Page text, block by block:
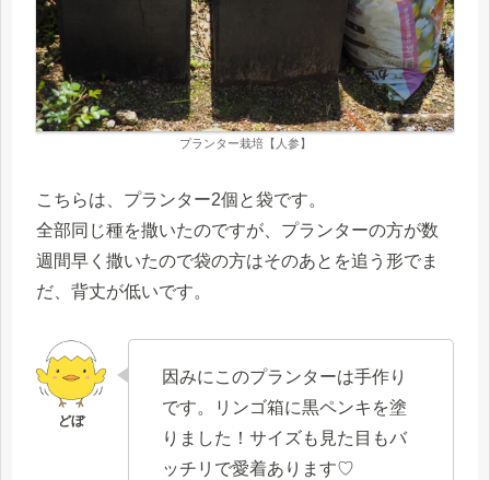
プランター栽培【人参】
こちらは、プランター2個と袋です。
全部同じ種を撒いたのですが、プランターの方が数
週間早く撒いたので袋の方はそのあとを追う形でま
だ、背丈が低いです。
因みにこのプランターは手作り
です。リンゴ箱に黒ペンキを塗
りました！サイズも見た目もバ
ッチリで愛着あります♡